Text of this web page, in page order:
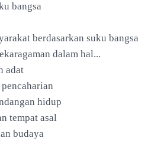
bangsa
berdasarkan suku bangsa
dalam hal...
adat
hidup
tempat asal
budaya